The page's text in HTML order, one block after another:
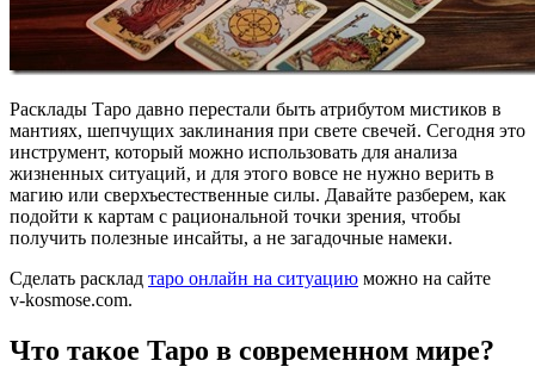
Расклады Таро давно перестали быть атрибутом мистиков в
мантиях, шепчущих заклинания при свете свечей. Сегодня это
инструмент, который можно использовать для анализа
жизненных ситуаций, и для этого вовсе не нужно верить в
магию или сверхъестественные силы. Давайте разберем, как
подойти к картам с рациональной точки зрения, чтобы
получить полезные инсайты, а не загадочные намеки.
Сделать расклад таро онлайн на ситуацию можно на сайте
v‑kosmose.com.
Что такое Таро в современном мире?